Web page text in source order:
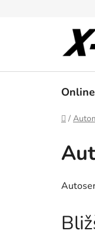
Domů
/